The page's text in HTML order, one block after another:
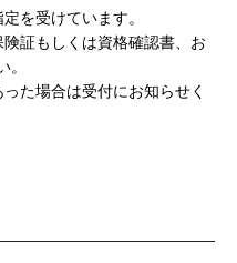
を受けています。
証もしくは資格確認書、お
た場合は受付にお知らせく